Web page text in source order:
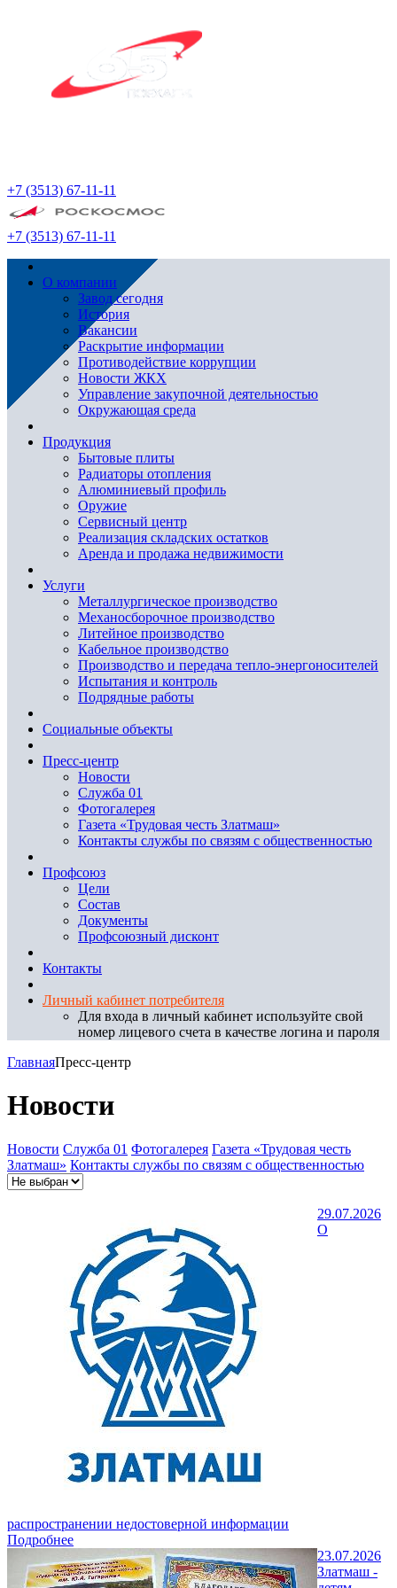
+7 (3513) 67-11-11
+7 (3513) 67-11-11
О компании
Завод сегодня
История
Вакансии
Раскрытие информации
Противодействие коррупции
Новости ЖКХ
Управление закупочной деятельностью
Окружающая среда
Продукция
Бытовые плиты
Радиаторы отопления
Алюминиевый профиль
Оружие
Сервисный центр
Реализация складских остатков
Аренда и продажа недвижимости
Услуги
Металлургическое производство
Механосборочное производство
Литейное производство
Кабельное производство
Производство и передача тепло-энергоносителей
Испытания и контроль
Подрядные работы
Социальные объекты
Пресс-центр
Новости
Служба 01
Фотогалерея
Газета «Трудовая честь Златмаш»
Контакты службы по связям с общественностью
Профсоюз
Цели
Состав
Документы
Профсоюзный дисконт
Контакты
Личный кабинет потребителя
Для входа в личный кабинет используйте свой
номер лицевого счета в качестве логина и пароля
ГлавнаяПресс-центр
Новости
Новости Служба 01 Фотогалерея Газета «Трудовая честь
Златмаш» Контакты службы по связям с общественностью
29.07.2026
О
распространении недостоверной информации
Подробнее
23.07.2026
Златмаш -